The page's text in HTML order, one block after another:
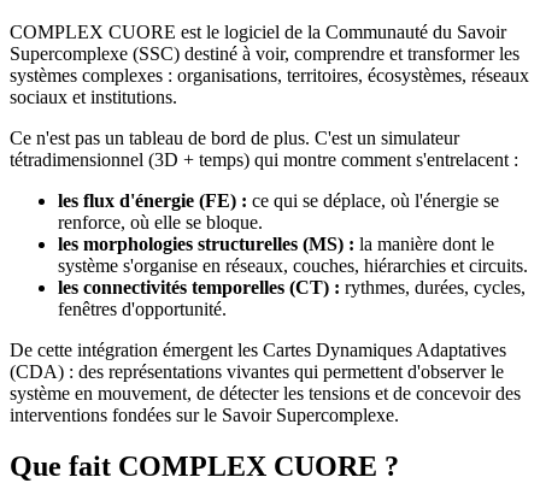
COMPLEX CUORE est le logiciel de la Communauté du Savoir
Supercomplexe (SSC) destiné à voir, comprendre et transformer les
systèmes complexes : organisations, territoires, écosystèmes, réseaux
sociaux et institutions.
Ce n'est pas un tableau de bord de plus. C'est un simulateur
tétradimensionnel (3D + temps) qui montre comment s'entrelacent :
les flux d'énergie (FE) : ce qui se déplace, où l'énergie se
renforce, où elle se bloque.
les morphologies structurelles (MS) : la manière dont le
système s'organise en réseaux, couches, hiérarchies et circuits.
les connectivités temporelles (CT) : rythmes, durées, cycles,
fenêtres d'opportunité.
De cette intégration émergent les Cartes Dynamiques Adaptatives
(CDA) : des représentations vivantes qui permettent d'observer le
système en mouvement, de détecter les tensions et de concevoir des
interventions fondées sur le Savoir Supercomplexe.
Que fait COMPLEX CUORE ?